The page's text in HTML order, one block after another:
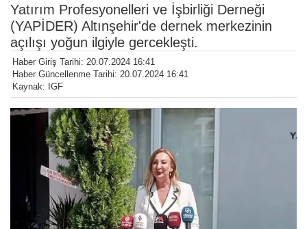
Yatırım Profesyonelleri ve İşbirliği Derneği
(YAPİDER) Altınşehir'de dernek merkezinin
açılışı yoğun ilgiyle gercekleşti.
Haber Giriş Tarihi: 20.07.2024 16:41
Haber Güncellenme Tarihi: 20.07.2024 16:41
Kaynak: IGF